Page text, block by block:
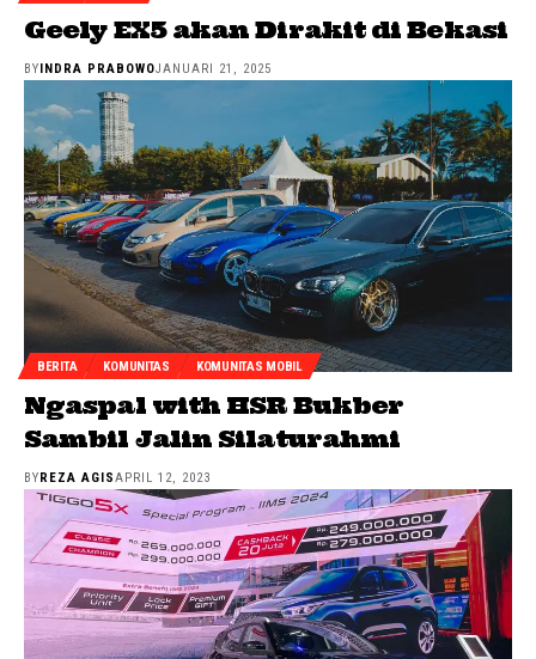
Geely EX5 akan Dirakit di Bekasi
BYINDRA PRABOWOJANUARI 21, 2025
BERITA KOMUNITAS KOMUNITAS MOBIL
Ngaspal with HSR Bukber
Sambil Jalin Silaturahmi
BY REZA AGISAPRIL 12, 2023